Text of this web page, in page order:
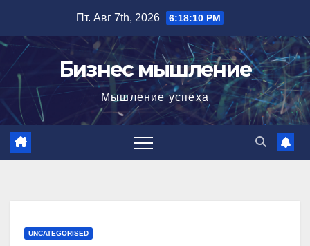
содержимому
Пт. Авг 7th, 2026 6:18:12 PM
Бизнес мышление
Мышление успеха
UNCATEGORISED